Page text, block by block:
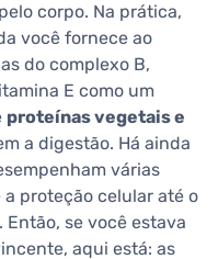
corpo. Na prática,
você fornece ao
do complexo B,
E como um
proteínas vegetais e
a digestão. Há ainda
várias
proteção celular até o
se você estava
aqui está: as